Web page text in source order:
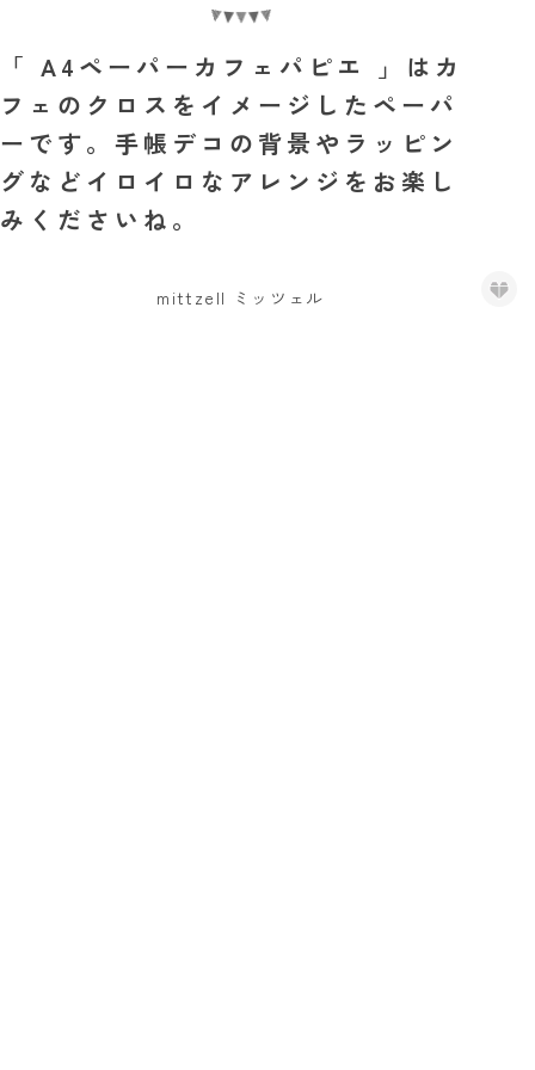
「 A4ペーパーカフェパピエ 」はカ
フェのクロスをイメージしたペーパ
ーです。手帳デコの背景やラッピン
グなどイロイロなアレンジをお楽し
みくださいね。
mittzell ミッツェル